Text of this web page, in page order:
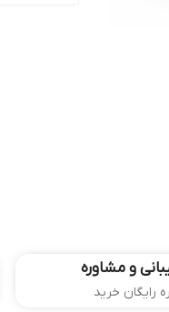
و مشاوره
رایگان خرید